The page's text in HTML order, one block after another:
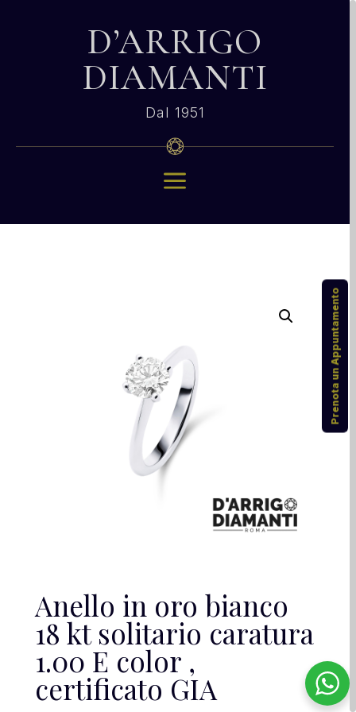
D’ARRIGO
DIAMANTI
Dal 1951
a
Anello in oro bianco
18 kt solitario caratura
1.00 E color ,
certificato GIA
Prenota un Appuntamento